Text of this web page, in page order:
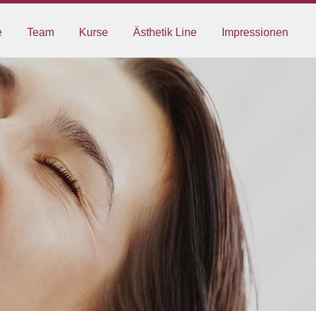
Team Kurse Ästhetik Line Impressionen